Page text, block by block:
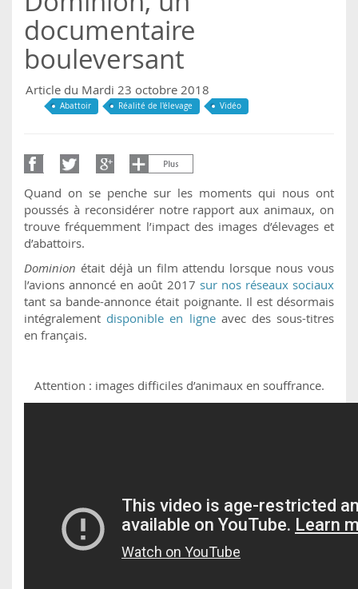
documentaire
bouleversant
Article du Mardi 23 octobre 2018
Abattoir Réalité de l'élevage Vidéo
Quand on se penche sur les moments qui nous ont
poussés à reconsidérer notre rapport aux animaux, on
trouve fréquemment l’impact des images d’élevages et
d’abattoirs.
Dominion était déjà un film attendu lorsque nous vous
l’avions annoncé en août 2017 sur nos réseaux sociaux
tant sa bande-annonce était poignante. Il est désormais
intégralement disponible en ligneavec des sous-titres
en français.
Attention : images difficiles d’animaux en souffrance.